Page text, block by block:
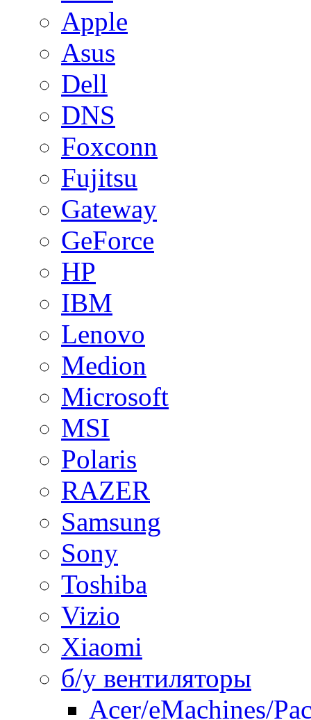
Apple
Asus
Dell
DNS
Foxconn
Fujitsu
Gateway
GeForce
HP
IBM
Lenovo
Medion
Microsoft
MSI
Polaris
RAZER
Samsung
Sony
Toshiba
Vizio
Xiaomi
б/у вентиляторы
Acer/eMachines/